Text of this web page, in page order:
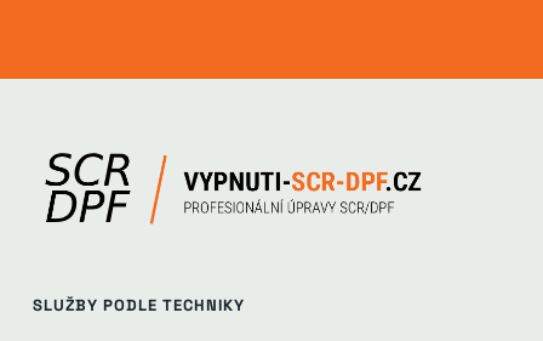
SLUŽBY PODLE TECHNIKY